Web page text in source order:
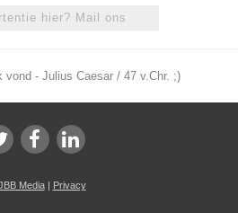
hier? Mail ons
vond - Julius Caesar / 47 v.Chr. ;)
Media| Privacy